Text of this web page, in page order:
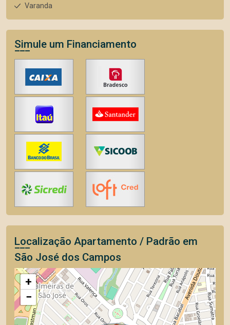
Varanda
Simule um Financiamento
Localização Apartamento / Padrão em
São José dos Campos
+
−